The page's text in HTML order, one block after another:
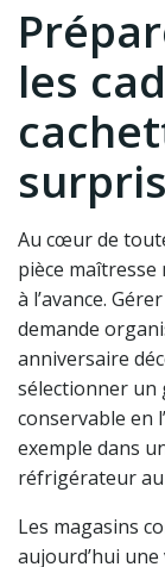
les
Au cœur de
pièce
à l’avance.
demande
anniversaire
sélectionner un
conservable en
exemple dans
réfrigérateur au
Les magasins
aujourd’hui